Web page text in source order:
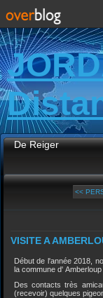
De Reiger
<<
VISITE A
Début de l'année 2018,
la commune d'
Des contacts très
(recevoir) quelques